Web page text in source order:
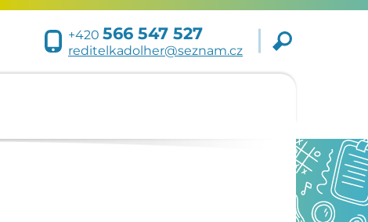
+420 566 547 527
reditelkadolher@seznam.cz